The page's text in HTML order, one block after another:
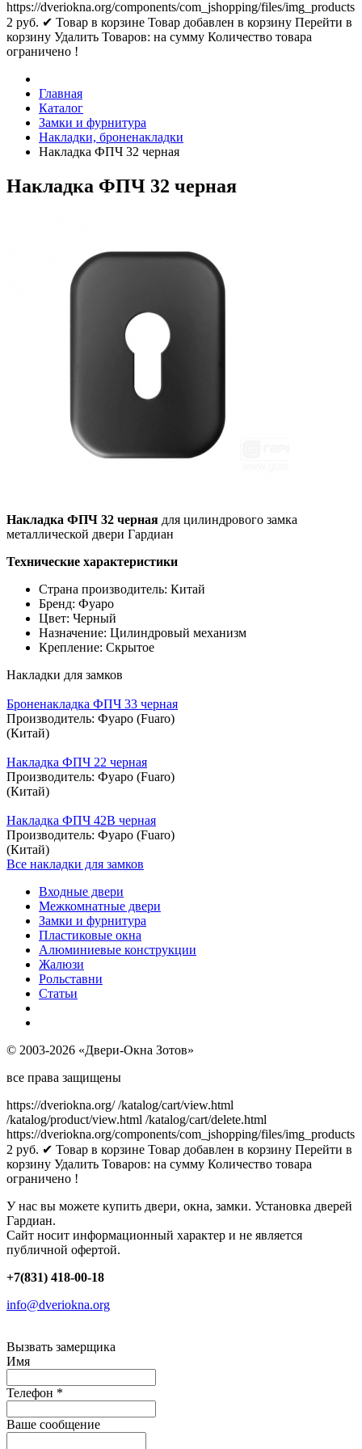
https://dveriokna.org/components/com_jshopping/files/img_products
2 руб. ✔ Товар в корзине Товар добавлен в корзину Перейти в
корзину Удалить Товаров: на сумму Количество товара
ограничено !
Главная
Каталог
Замки и фурнитура
Накладки, броненакладки
Накладка ФПЧ 32 черная
Накладка ФПЧ 32 черная
Накладка ФПЧ 32 черная для цилиндрового замка
металлической двери Гардиан
Технические характеристики
Страна производитель: Китай
Бренд: Фуаро
Цвет: Черный
Назначение: Цилиндровый механизм
Крепление: Скрытое
Накладки для замков
Броненакладка ФПЧ 33 черная
Производитель: Фуаро (Fuaro)
(Китай)
Накладка ФПЧ 22 черная
Производитель: Фуаро (Fuaro)
(Китай)
Накладка ФПЧ 42В черная
Производитель: Фуаро (Fuaro)
(Китай)
Все накладки для замков
Входные двери
Межкомнатные двери
Замки и фурнитура
Пластиковые окна
Алюминиевые конструкции
Жалюзи
Рольставни
Статьи
© 2003-2026 «Двери-Окна Зотов»
все права защищены
https://dveriokna.org/ /katalog/cart/view.html
/katalog/product/view.html /katalog/cart/delete.html
https://dveriokna.org/components/com_jshopping/files/img_products
2 руб. ✔ Товар в корзине Товар добавлен в корзину Перейти в
корзину Удалить Товаров: на сумму Количество товара
ограничено !
У нас вы можете купить двери, окна, замки. Установка дверей
Гардиан.
Сайт носит информационный характер и не является
публичной офертой.
+7(831) 418-00-18
info@dveriokna.org
Вызвать замерщика
Имя
Телефон *
Ваше сообщение